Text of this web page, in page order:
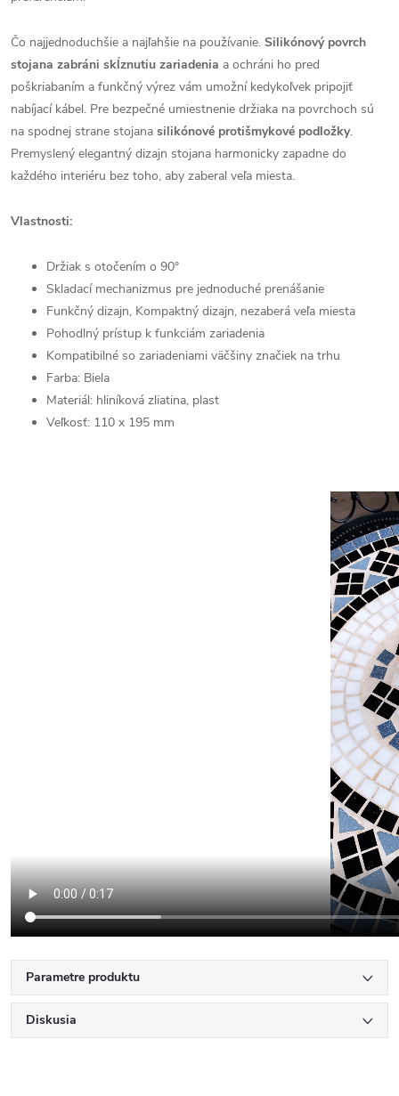
Čo najjednoduchšie a najľahšie na používanie. Silikónový povrch
stojana zabráni skĺznutiu zariadenia a ochráni ho pred
poškriabaním a funkčný výrez vám umožní kedykoľvek pripojiť
nabíjací kábel. Pre bezpečné umiestnenie držiaka na povrchoch sú
na spodnej strane stojana silikónové protišmykové podložky.
Premyslený elegantný dizajn stojana harmonicky zapadne do
každého interiéru bez toho, aby zaberal veľa miesta.
Vlastnosti:
Držiak s otočením o 90°
Skladací mechanizmus pre jednoduché prenášanie
Funkčný dizajn, Kompaktný dizajn, nezaberá veľa miesta
Pohodlný prístup k funkciám zariadenia
Kompatibilné so zariadeniami väčšiny značiek na trhu
Farba: Biela
Materiál: hliníková zliatina, plast
Veľkosť: 110 x 195 mm
Parametre produktu
Diskusia